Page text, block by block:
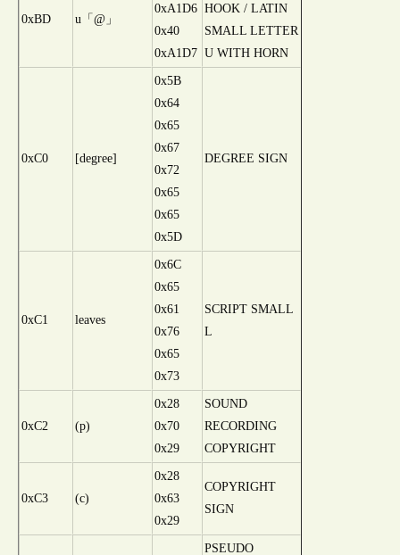
0xBD u「@」
0xA1D6
0x40
0xA1D7
HOOK / LATIN
SMALL LETTER
U WITH HORN
0xC0 [degree]
0x5B
0x64
0x65
0x67
0x72
0x65
0x65
0x5D
DEGREE SIGN
0xC1 leaves
0x6C
0x65
0x61
0x76
0x65
0x73
SCRIPT SMALL
L
0xC2 (p)
0x28
0x70
0x29
SOUND
RECORDING
COPYRIGHT
0xC3 (c)
0x28
0x63
0x29
COPYRIGHT
SIGN
PSEUDO